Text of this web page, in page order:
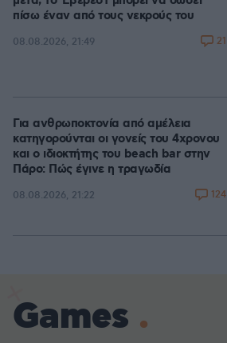
πίσω έναν από τους νεκρούς του
08.08.2026, 21:49 21
Για ανθρωποκτονία από αμέλεια
κατηγορούνται οι γονείς του 4χρονου
και ο ιδιοκτήτης του beach bar στην
Πάρο: Πώς έγινε η τραγωδία
08.08.2026, 21:22 124
Games